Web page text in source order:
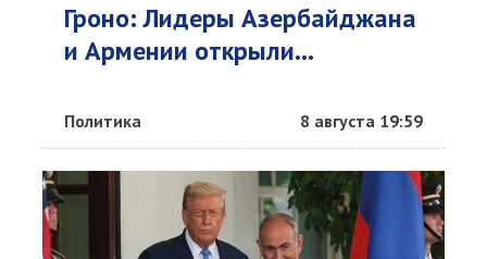
Гроно: Лидеры Азербайджана
и Армении открыли...
Политика 8 августа 19:59